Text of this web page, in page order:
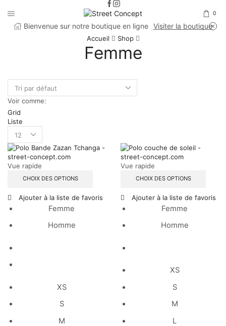
0
Bienvenue sur notre boutique en ligne Visiter la boutique
Accueil Shop
Femme
Voir comme:
Grid
Liste
per
page
Vue rapide
CHOIX DES OPTIONS
Ajouter à la liste de favoris
Femme
Homme
XS
S
M
Vue rapide
CHOIX DES OPTIONS
Ajouter à la liste de favoris
Femme
Homme
XS
S
M
L